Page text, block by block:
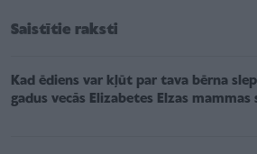
Saistītie raksti
Kad ēdiens var kļūt par tava bērna
gadus vecās Elizabetes Elzas mammas